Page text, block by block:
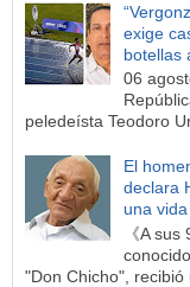
exige
botellas
06
peledeísta Teodoro
El
declara
una
《A
"Don Chicho", recibió